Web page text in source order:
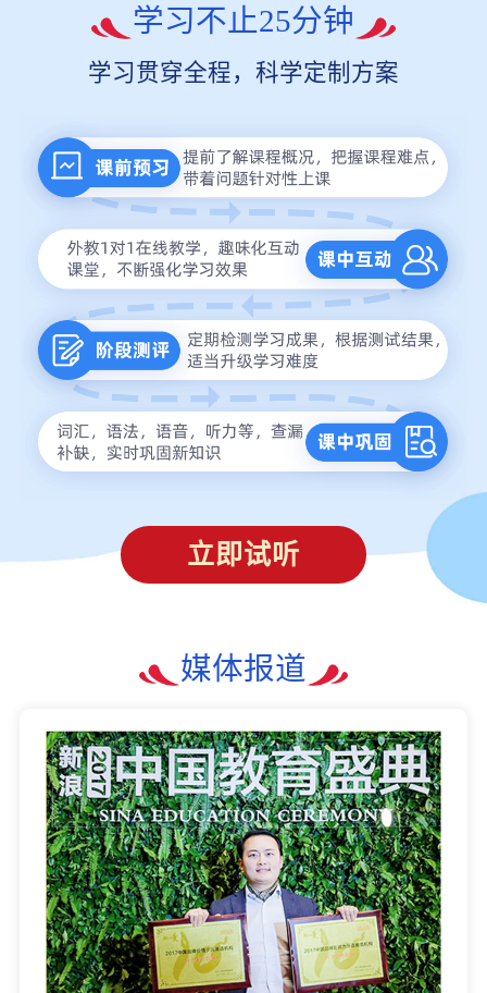
学习不止25分钟
学习贯穿全程，科学定制方案
立即试听
媒体报道